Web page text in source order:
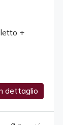
+
dettaglio